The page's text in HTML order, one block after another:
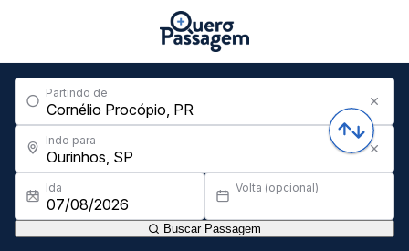
Partindo de
Indo para
Ida Volta (opcional)
Buscar Passagem